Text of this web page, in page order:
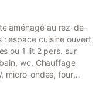
aménagé au rez-de-
: espace cuisine ouvert
ou 1 lit 2 pers. sur
wc. Chauffage
micro-ondes, four
toboggan). Parking